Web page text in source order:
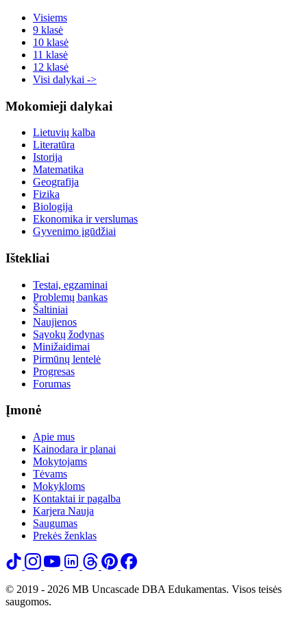
Visiems
9 klasė
10 klasė
11 klasė
12 klasė
Visi dalykai ->
Mokomieji dalykai
Lietuvių kalba
Literatūra
Istorija
Matematika
Geografija
Fizika
Biologija
Ekonomika ir verslumas
Gyvenimo įgūdžiai
Ištekliai
Testai, egzaminai
Problemų bankas
Šaltiniai
Naujienos
Sąvokų žodynas
Minižaidimai
Pirmūnų lentelė
Progresas
Forumas
Įmonė
Apie mus
Kainodara ir planai
Mokytojams
Tėvams
Mokykloms
Kontaktai ir pagalba
Karjera Nauja
Saugumas
Prekės ženklas
© 2019 - 2026 MB Uncascade DBA Edukamentas. Visos teisės
saugomos.